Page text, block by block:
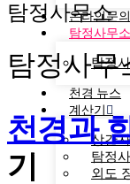
온라인문의
탐정사무
탐정
천경 뉴스
계산기
상간
탐정
외도
탐정사무소
탐정사무
천경과
기